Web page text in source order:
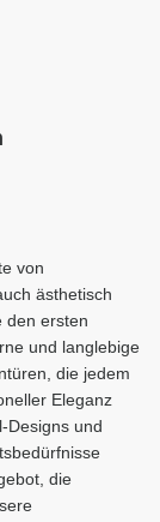
von
ästhetisch
den ersten
und langlebige
die jedem
Eleganz
Designs und
die